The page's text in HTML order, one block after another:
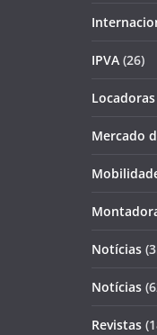
IPVA (26)
Mercado
Notícias
Notícias
Revistas